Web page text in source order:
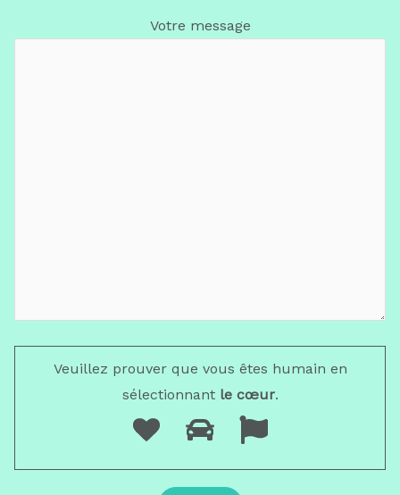
Votre message
Veuillez prouver que vous êtes humain en
sélectionnantle cœur.